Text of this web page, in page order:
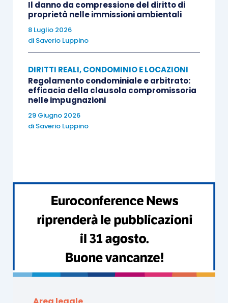
Il danno da compressione del diritto di
proprietà nelle immissioni ambientali
8 Luglio 2026
di Saverio Luppino
DIRITTI REALI, CONDOMINIO E LOCAZIONI
Regolamento condominiale e arbitrato:
efficacia della clausola compromissoria
nelle impugnazioni
29 Giugno 2026
di Saverio Luppino